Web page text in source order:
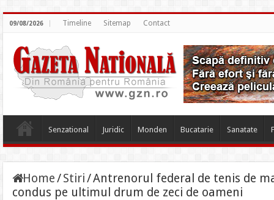
09/08/2026 Timeline Sitemap Contact
Senzational Juridic Monden Bucatarie Sanatate
Home/Stiri/Antrenorul federal de tenis de
condus pe ultimul drum de zeci de oameni